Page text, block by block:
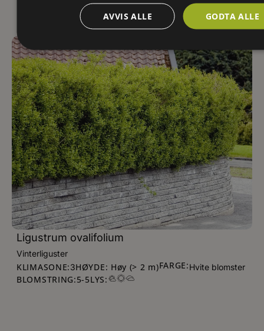
Ligustrum ovalifolium
Vinterliguster
KLIMASONE:3HØYDE: Høy (> 2 m)FARGE:Hvite blomster
BLOMSTRING:5-5LYS:
GODTA ALLE
AVVIS ALLE